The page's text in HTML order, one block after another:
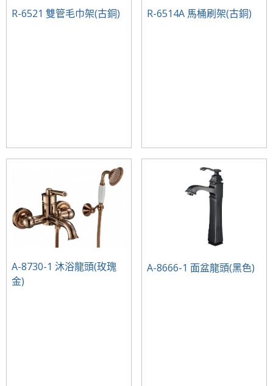
R-6521 雙管毛巾架(古銅) R-6514A 馬桶刷架(古銅)
A-8730-1 沐浴龍頭(玫瑰
金)
A-8666-1 面盆龍頭(黑色)